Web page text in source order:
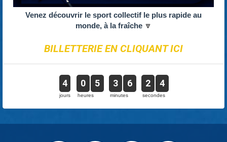
Venez découvrir le sport collectif le plus rapide au
monde, à la fraîche 🔽
BILLETTERIE EN CLIQUANT ICI
4
jours
0 5
heures
3 6
minutes
2 3
secondes